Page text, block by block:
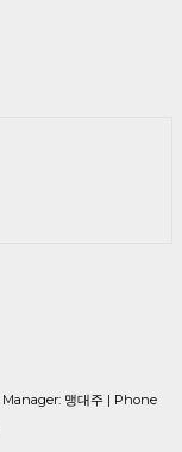
맹대주 | Phone